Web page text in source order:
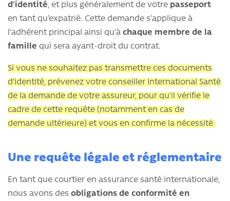
d’identité, et plus généralement de votre passeport
en tant qu’expatrié. Cette demande s’applique à
l'adhérent principal ainsi qu'à chaque membre de la
famille qui sera ayant-droit du contrat.
Si vous ne souhaitez pas transmettre ces documents
d'identité, prévenez votre conseiller International Santé
de la demande de votre assureur, pour qu'il vérifie le
cadre de cette requête (notamment en cas de
demande ultérieure) et vous en confirme la nécessité.
Une requête légale et réglementaire
En tant que courtier en assurance santé internationale,
nous avons des obligations de conformité en